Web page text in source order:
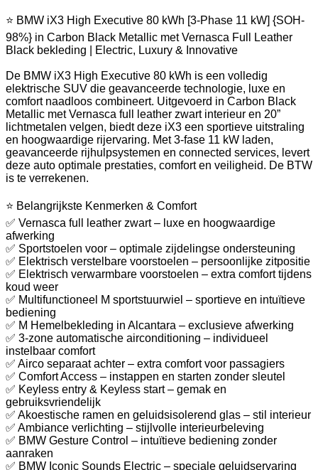
⭐ BMW iX3 High Executive 80 kWh [3-Phase 11 kW] {SOH-
98%} in Carbon Black Metallic met Vernasca Full Leather
Black bekleding | Electric, Luxury & Innovative
De BMW iX3 High Executive 80 kWh is een volledig
elektrische SUV die geavanceerde technologie, luxe en
comfort naadloos combineert. Uitgevoerd in Carbon Black
Metallic met Vernasca full leather zwart interieur en 20”
lichtmetalen velgen, biedt deze iX3 een sportieve uitstraling
en hoogwaardige rijervaring. Met 3-fase 11 kW laden,
geavanceerde rijhulpsystemen en connected services, levert
deze auto optimale prestaties, comfort en veiligheid. De BTW
is te verrekenen.
⭐ Belangrijkste Kenmerken & Comfort
✅ Vernasca full leather zwart – luxe en hoogwaardige
afwerking
✅ Sportstoelen voor – optimale zijdelingse ondersteuning
✅ Elektrisch verstelbare voorstoelen – persoonlijke zitpositie
✅ Elektrisch verwarmbare voorstoelen – extra comfort tijdens
koud weer
✅ Multifunctioneel M sportstuurwiel – sportieve en intuïtieve
bediening
✅ M Hemelbekleding in Alcantara – exclusieve afwerking
✅ 3-zone automatische airconditioning – individueel
instelbaar comfort
✅ Airco separaat achter – extra comfort voor passagiers
✅ Comfort Access – instappen en starten zonder sleutel
✅ Keyless entry & Keyless start – gemak en
gebruiksvriendelijk
✅ Akoestische ramen en geluidsisolerend glas – stil interieur
✅ Ambiance verlichting – stijlvolle interieurbeleving
✅ BMW Gesture Control – intuïtieve bediening zonder
aanraken
✅ BMW Iconic Sounds Electric – speciale geluidservaring